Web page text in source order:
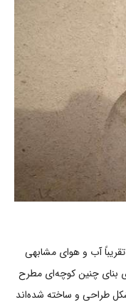
آب و هوای مشابهی
بنای چنین کوچه‌ای مطرح
طراحی و ساخته شده‌اند